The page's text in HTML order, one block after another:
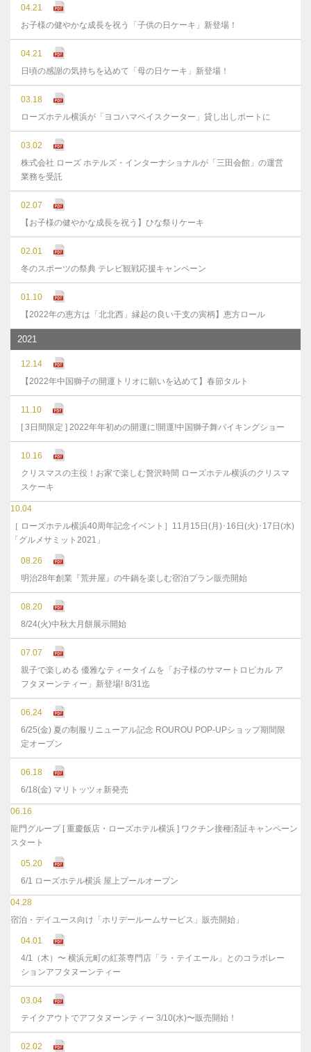
04.21
お子様の健やかな成長を祝う「子供の日ケーキ」新登場！
04.21
日頃の感謝の気持ちを込めて「母の日ケーキ」新登場！
03.18
ローズホテル横浜が「ヨコハマベイスクーター」貸し出しポートに
03.02
株式会社 ローズ ホテルズ・インターナショナルが「三田会館」の運営
業務を受託
02.07
【お子様の健やかな成長を祝う】ひな祭りケーキ
02.01
冬のスポーツの祭典 テレビ観戦応援キャンペーン
01.10
【2022年の恵方は「北北西」縁起の良い干支の寅柄】恵方ロール
2021
12.14
【2022年中国獅子の開運トリオに願いを込めて】春節タルト
11.10
[ 3日間限定 ] 2022年年初めの開運に!開運!中国獅子舞バイキングショー
10.16
クリスマスの主役！お家で楽しむ贅沢時間 ローズホテル横浜のクリスマ
スケーキ
10.04
［ ローズホテル横浜40周年記念イベント］11月15日(月)･16日(火)･17日(水)
「グルメサミット2021」
08.26
明治28年創業『荒井屋』の牛鍋を楽しむ宿泊プラン販売開始
08.20
8/24(火)中秋大月餅展示開始
07.07
親子で楽しめる 優雅なティータイムを「お子様のサマートロピカル ア
フタヌーンティー」新登場! 8/31迄
06.24
6/25(金) 夏の制服リニューアル記念 ROUROU POP-UPショップ期間限
定オープン
06.18
6/18(金) マリトッツォ新発売
06.16
龍門グループ [ 重慶飯店・ローズホテル横浜 ] ワクチン接種済証キャンペーン
スタート
05.20
6/1 ローズホテル横浜 屋上プールオープン
04.28
宿泊・デイユース向け「ホリデールームサービス」販売開始」
04.01
4/1（木）〜 横浜元町の紅茶専門店「ラ・テイエール」とのコラボレー
ションアフタヌーンティー
03.04
テイクアウトでアフタヌーンティー 3/10(水)〜販売開始！
02.02